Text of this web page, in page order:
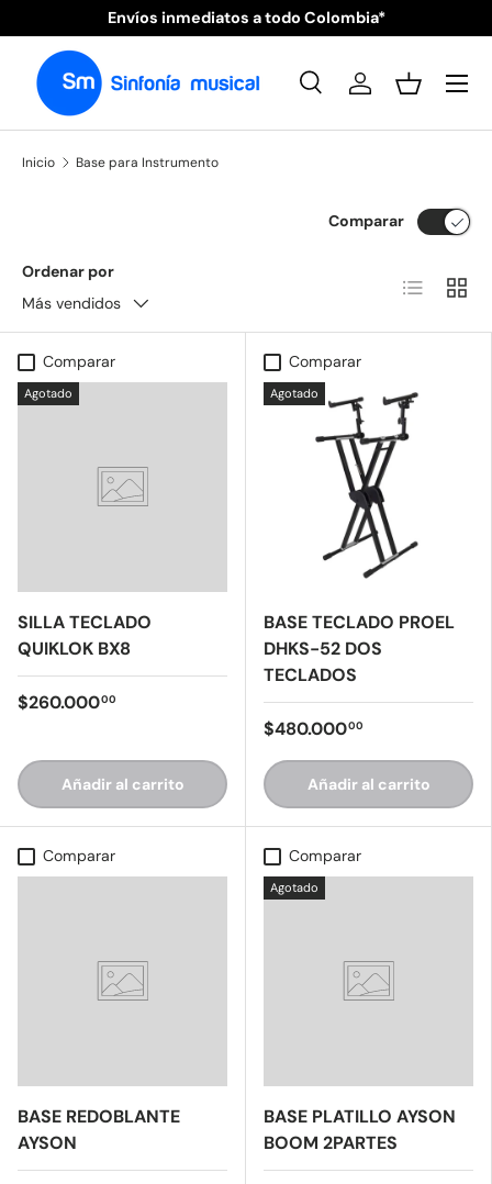
Ir al contenido
Envíos inmediatos a todo Colombia*
Buscar
Tipo de producto
BuscarIniciar sesión
Cesta
Menú
Inicio Base para Instrumento
Ordenar por
Más vendidos
Comparar
Lista
Comparar
Agotado
SILLA TECLADO
QUIKLOK BX8
$260.00000
Añadir al carrito
Comparar
Agotado
BASE TECLADO PROEL
DHKS-52 DOS
TECLADOS
$480.00000
Añadir al carrito
Comparar
BASE REDOBLANTE
AYSON
Comparar
Agotado
BASE PLATILLO AYSON
BOOM 2PARTES